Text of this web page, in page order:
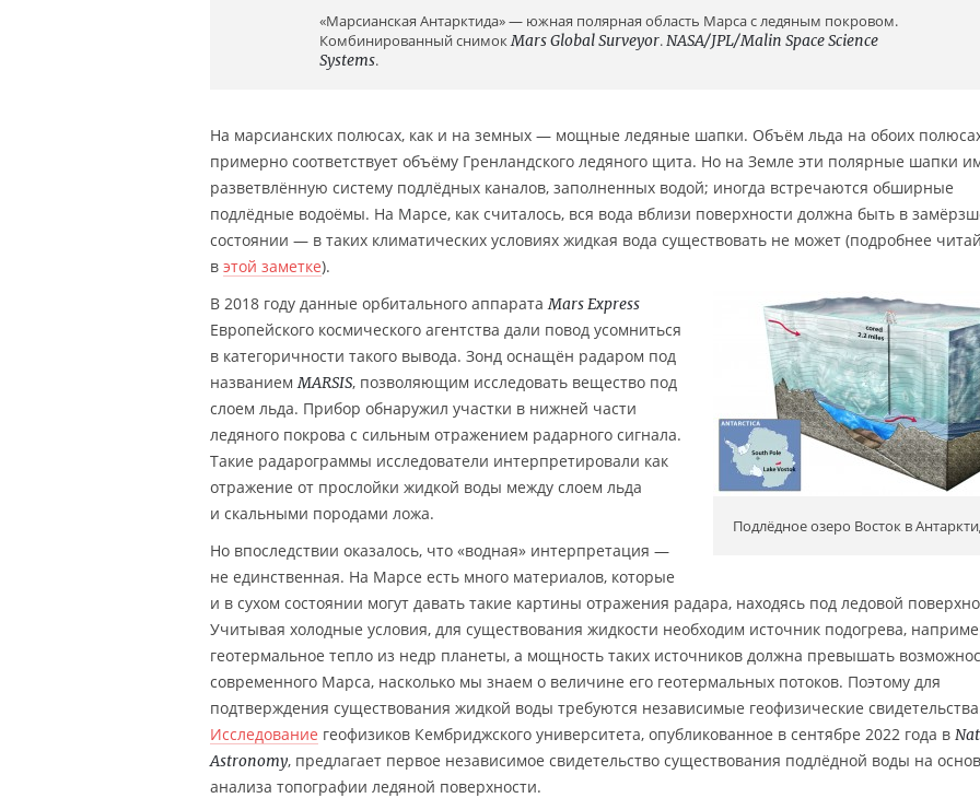
«Марсианская Антарктида» — южная полярная область Марса с ледяным покровом.
Комбинированный снимокMars Global Surveyor.NASA/JPL/Malin Space Science
Systems.
На марсианских полюсах, как и на земных — мощные ледяные шапки. Объём льда на обоих
примерно соответствует объёму Гренландского ледяного щита. Но на Земле эти полярные шапки
разветвлённую систему подлёдных каналов, заполненных водой; иногда встречаются обширные
подлёдные водоёмы. На Марсе, как считалось, вся вода вблизи поверхности должна быть в
состоянии — в таких климатических условиях жидкая вода существовать не может (подробнее
в этой заметке).
Подлёдное озеро Восток в
В 2018 году данные орбитального аппаратаMars Express
Европейского космического агентства дали повод усомниться
в категоричности такого вывода. Зонд оснащён радаром под
названиемMARSIS, позволяющим исследовать вещество под
слоем льда. Прибор обнаружил участки в нижней части
ледяного покрова с сильным отражением радарного сигнала.
Такие радарограммы исследователи интерпретировали как
отражение от прослойки жидкой воды между слоем льда
и скальными породами ложа.
Но впоследствии оказалось, что «водная» интерпретация —
не единственная. На Марсе есть много материалов, которые
и в сухом состоянии могут давать такие картины отражения радара, находясь под ледовой
Учитывая холодные условия, для существования жидкости необходим источник подогрева,
геотермальное тепло из недр планеты, а мощность таких источников должна превышать
современного Марса, насколько мы знаем о величине его геотермальных потоков. Поэтому для
подтверждения существования жидкой воды требуются независимые геофизические
Исследование геофизиков Кембриджского университета, опубликованное в сентябре 2022 года в
Astronomy, предлагает первое независимое свидетельство существования подлёдной воды на
анализа топографии ледяной поверхности.